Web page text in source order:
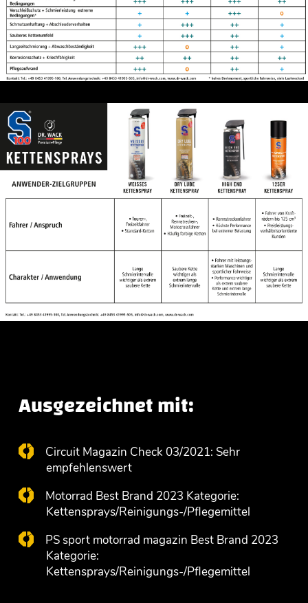
Ausgezeichnet mit:
Circuit Magazin Check 03/2021: Sehr
empfehlenswert
Motorrad Best Brand 2023 Kategorie:
Kettensprays/Reinigungs-/Pflegemittel
PS sport motorrad magazin Best Brand 2023
Kategorie:
Kettensprays/Reinigungs-/Pflegemittel